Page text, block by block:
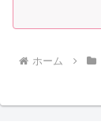
ホーム